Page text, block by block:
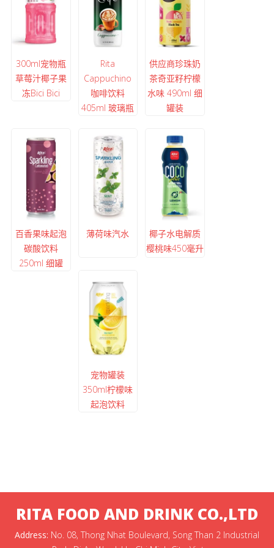
300ml宠物瓶
草莓汁椰子果
冻Bici Bici
Rita
Cappuchino
咖啡饮料
405ml 玻璃瓶
供应商珍珠奶
茶奇亚籽柠檬
水味 490ml 细
罐装
百香果味起泡
碳酸饮料
250ml 细罐
薄荷味汽水
椰子水电解质
樱桃味450毫升
宠物罐装
350ml柠檬味
起泡饮料
RITA FOOD AND DRINK CO.,LTD
Address: No. 08, Thong Nhat Boulevard, Song Than 2 Industrial